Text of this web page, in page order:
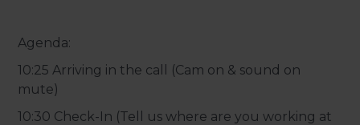
Agenda:
10:25 Arriving in the call (Cam on & sound on
mute)
10:30 Check-In (Tell us where are you working at